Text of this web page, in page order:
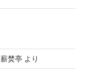
薪焚亭 より